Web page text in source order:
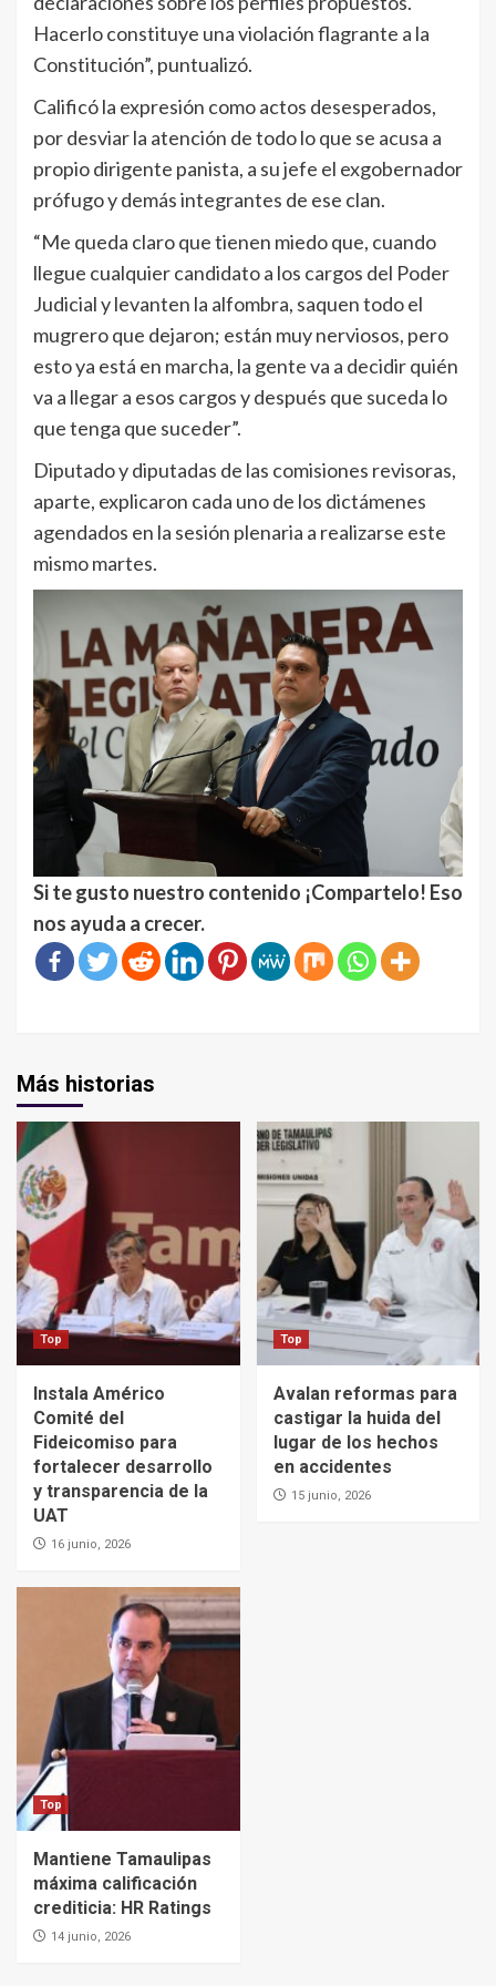
Hacerlo constituye una violación flagrante a la
Constitución”, puntualizó.
Calificó la expresión como actos desesperados,
por desviar la atención de todo lo que se acusa a
propio dirigente panista, a su jefe el exgobernador
prófugo y demás integrantes de ese clan.
“Me queda claro que tienen miedo que, cuando
llegue cualquier candidato a los cargos del Poder
Judicial y levanten la alfombra, saquen todo el
mugrero que dejaron; están muy nerviosos, pero
esto ya está en marcha, la gente va a decidir quién
va a llegar a esos cargos y después que suceda lo
que tenga que suceder”.
Diputado y diputadas de las comisiones revisoras,
aparte, explicaron cada uno de los dictámenes
agendados en la sesión plenaria a realizarse este
mismo martes.
Si te gusto nuestro contenido ¡Compartelo! Eso
nos ayuda a crecer.
Más historias
Top
Instala Américo
Comité del
Fideicomiso para
fortalecer desarrollo
y transparencia de la
UAT
16 junio, 2026
Top
Avalan reformas para
castigar la huida del
lugar de los hechos
en accidentes
15 junio, 2026
Top
Mantiene Tamaulipas
máxima calificación
crediticia: HR Ratings
14 junio, 2026